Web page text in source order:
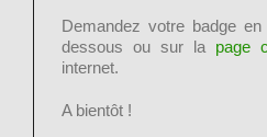
Demandez votre badge
dessous ou sur la page
internet.
A bientôt !